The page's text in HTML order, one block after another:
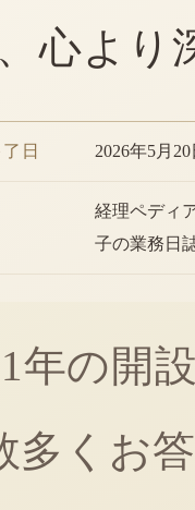
心より
日 2026年5月20
経理ペディ
子の業務日
年の開
多くお